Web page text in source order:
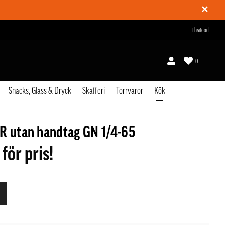
✕
Thaifood
0
Snacks, Glass & Dryck Skafferi Torrvaror Kök
utan handtag GN 1/4-65
för pris!